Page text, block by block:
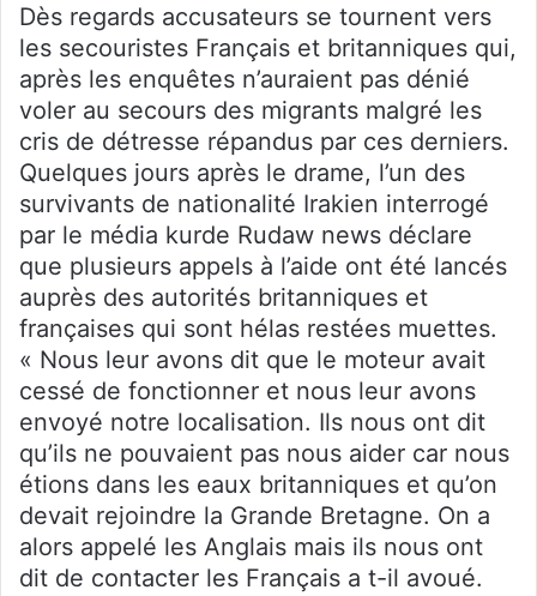
Dès regards accusateurs se tournent vers
les secouristes Français et britanniques qui,
après les enquêtes n’auraient pas dénié
voler au secours des migrants malgré les
cris de détresse répandus par ces derniers.
Quelques jours après le drame, l’un des
survivants de nationalité Irakien interrogé
par le média kurde Rudaw news déclare
que plusieurs appels à l’aide ont été lancés
auprès des autorités britanniques et
françaises qui sont hélas restées muettes.
« Nous leur avons dit que le moteur avait
cessé de fonctionner et nous leur avons
envoyé notre localisation. Ils nous ont dit
qu’ils ne pouvaient pas nous aider car nous
étions dans les eaux britanniques et qu’on
devait rejoindre la Grande Bretagne. On a
alors appelé les Anglais mais ils nous ont
dit de contacter les Français a t-il avoué.